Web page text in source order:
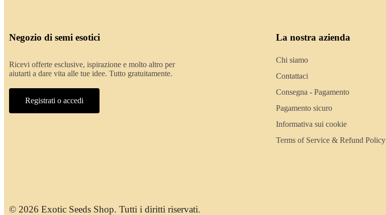
Negozio di semi esotici
Ricevi offerte esclusive, ispirazione e molto altro per
aiutarti a dare vita alle tue idee. Tutto gratuitamente.
Registrati o accedi
La nostra azienda
Chi siamo
Contattaci
Consegna - Pagamento
Pagamento sicuro
Informativa sui cookie
Terms of Service & Refund Policy
© 2026 Exotic Seeds Shop. Tutti i diritti riservati.